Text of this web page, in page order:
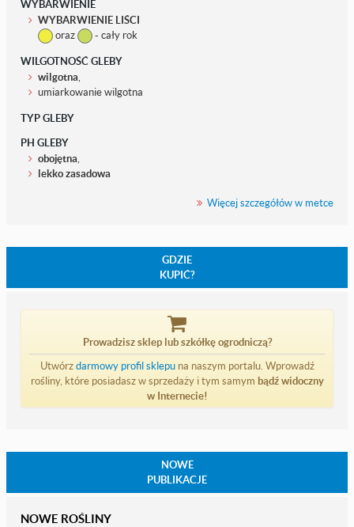
WYBARWIENIE
WYBARWIENIE LIŚCI
oraz
- cały rok
WILGOTNOŚĆ GLEBY
wilgotna,
umiarkowanie wilgotna
TYP GLEBY
PH GLEBY
obojętna,
lekko zasadowa
Więcej szczegółów w metce
GDZIE
KUPIĆ?
Prowadzisz sklep lub szkółkę ogrodniczą?
Utwórzdarmowy profil sklepuna naszym portalu. Wprowadź
rośliny, które posiadasz w sprzedaży i tym samym bądź widoczny
w Internecie!
NOWE
PUBLIKACJE
NOWE ROŚLINY